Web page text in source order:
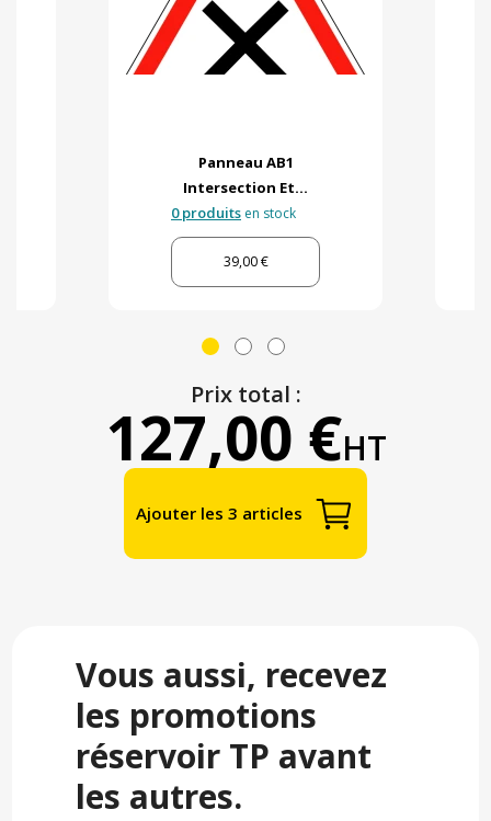
Panneau AB1
Intersection Et...
0 produits en stock
39,00 €
Prix total :
127,00 €HT
Ajouter les 3 articles
Vous aussi, recevez
les promotions
réservoir TP avant
les autres.